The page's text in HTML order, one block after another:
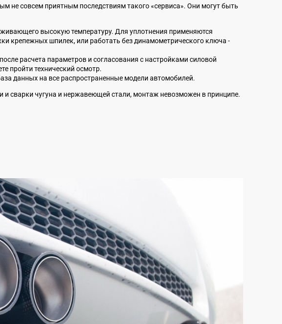
не совсем приятным последствиям такого «сервиса». Они могут быть
высокую температуру. Для уплотнения применяются
крепежных шпилек, или работать без динамометрического ключа -
расчета параметров и согласования с настройками силовой
пройти технический осмотр.
данных на все распространенные модели автомобилей.
сварки чугуна и нержавеющей стали, монтаж невозможен в принципе.